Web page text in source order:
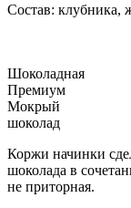
Состав: клубника,
Шоколадная
Премиум
Мокрый
шоколад
Коржи начинки
шоколада в
не приторная.